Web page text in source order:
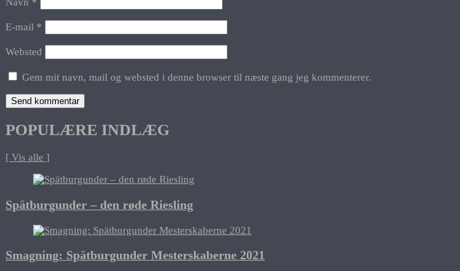
E-mail *
Websted
Gem mit navn, mail og websted i denne browser til næste gang jeg kommenterer.
POPULÆRE INDLÆG
[ Vis alle ]
Spätburgunder – den røde Riesling
Smagning: Spätburgunder Mesterskaberne 2021